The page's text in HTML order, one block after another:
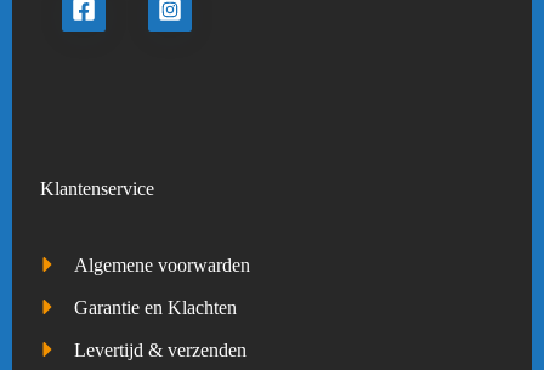
Klantenservice
Algemene voorwarden
Garantie en Klachten
Levertijd & verzenden